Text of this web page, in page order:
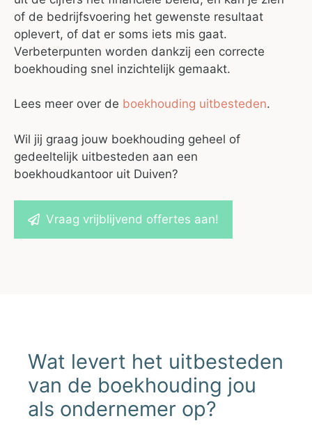
of de bedrijfsvoering het gewenste resultaat
oplevert, of dat er soms iets mis gaat.
Verbeterpunten worden dankzij een correcte
boekhouding snel inzichtelijk gemaakt.
Lees meer over de boekhouding uitbesteden.
Wil jij graag jouw boekhouding geheel of
gedeeltelijk uitbesteden aan een
boekhoudkantoor uit Duiven?
Vraag vrijblijvend offertes aan!
Wat levert het uitbesteden
van de boekhouding jou
als ondernemer op?